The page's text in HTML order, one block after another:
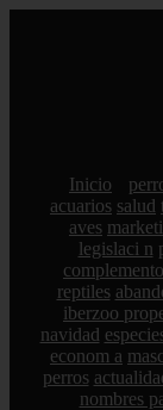
Inicio
acuarios salud
aves
legislaci n
reptiles
iberzoo
navidad
econom a
perros
nombres